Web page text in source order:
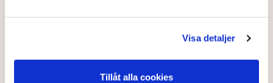
Visa detaljer
Tillåt alla cookies
"Det är problematiskt att det finns organisationer som samlar
Rickard Axdorff, generalsekreterare på Svensk Torv, där
Neova är medlem. Bild: Privat, Svensk Torv, Anna Hållams/TT